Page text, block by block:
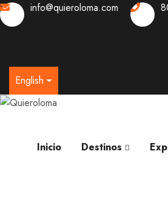
info@quieroloma.com
English
Inicio Destinos